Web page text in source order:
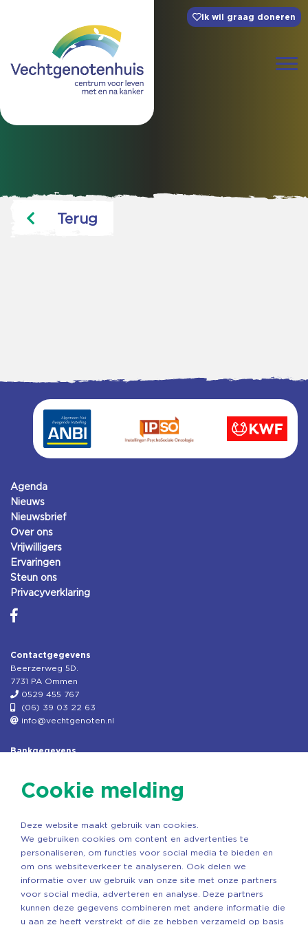
Ik wil graag doneren
Terug
Agenda
Nieuws
Nieuwsbrief
Over ons
Vrijwilligers
Ervaringen
Steun ons
Privacyverklaring
Contactgegevens
Beerzerweg 5D.
7731 PA Ommen
0529 455 767
(06) 39 03 22 63
info@vechtgenoten.nl
Bankgegevens
Rek.nr: NL85RABO0127579230
Copyright ©2026 Vechtgenoten
Cookie melding
Deze website maakt gebruik van cookies.
We gebruiken cookies om content en advertenties te
personaliseren, om functies voor social media te bieden en
om ons websiteverkeer te analyseren. Ook delen we
informatie over uw gebruik van onze site met onze partners
voor social media, adverteren en analyse. Deze partners
kunnen deze gegevens combineren met andere informatie die
u aan ze heeft verstrekt of die ze hebben verzameld op basis